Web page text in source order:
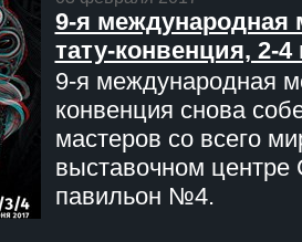
9-я международная
тату-конвенция, 2-
9-я международная
конвенция снова
мастеров со всего
выставочном центре
павильон №4.